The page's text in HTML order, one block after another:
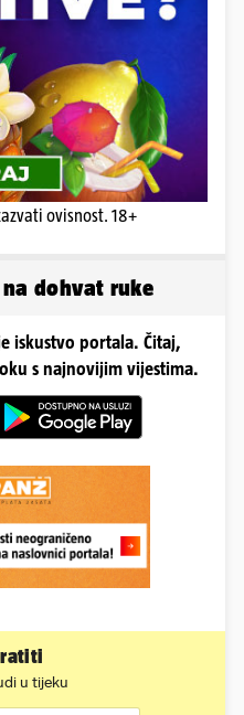
ovisnost. 18+
dohvat ruke
iskustvo portala. Čitaj,
s najnovijim vijestima.
u tijeku